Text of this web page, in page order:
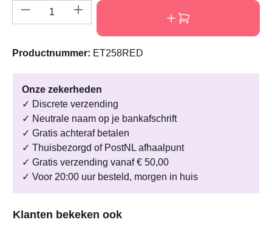
Producthoeveelheid: Voer de gewenste
Productnummer: ET258RED
Onze zekerheden
✓ Discrete verzending
✓ Neutrale naam op je bankafschrift
✓ Gratis achteraf betalen
✓ Thuisbezorgd of PostNL afhaalpunt
✓ Gratis verzending vanaf € 50,00
✓ Voor 20:00 uur besteld, morgen in huis
Productgalerij overslaan
Klanten bekeken ook